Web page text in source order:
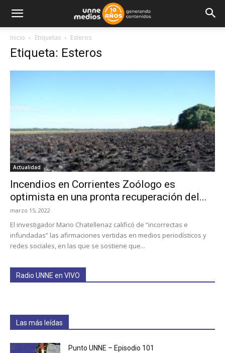
Inicio Etiquetas Esteros
Etiqueta: Esteros
Actualidad
Incendios en Corrientes Zoólogo es
optimista en una pronta recuperación del...
marzo 15, 2022
El investigador Mario Chatellenaz calificó de “incorrectas e
infundadas” las afirmaciones vertidas en medios periodísticos y
redes sociales, en las que se sostiene que...
Radio UNNE en VIVO
Las más leídas
Punto UNNE – Episodio 101